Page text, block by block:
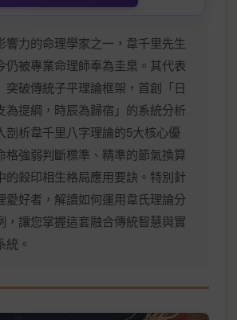
響力的命理學家之一，韋千里先生
仍被專業命理師奉為圭臬。其代表
突破傳統子平理論框架，首創「日
為提綱，時辰為歸宿」的系統分析
剖析韋千里八字理論的5大核心優
格強弱判斷標準、精準的節氣換算
的殺印相生格局應用要訣。特別針
愛好者，解讀如何運用韋氏理論分
，讓您掌握這套融合傳統智慧與實
統。